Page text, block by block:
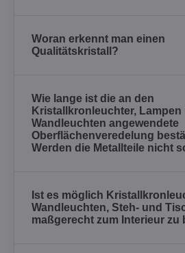
Woran erkennt man einen
Qualitätskristall?
Wie lange ist die an den
Kristallkronleuchter, Lampen
Wandleuchten angewendete
Oberflächenveredelung
Werden die Metallteile nicht
Ist es möglich
Wandleuchten, Steh- und
maßgerecht zum Interieur zu